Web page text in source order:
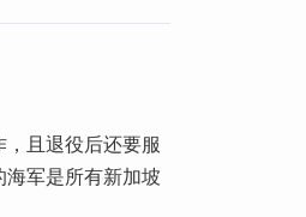
且退役后还要服
军是所有新加坡